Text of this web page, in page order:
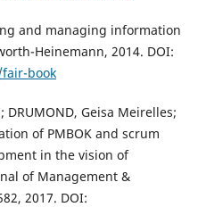
and managing information
Heinemann, 2014. DOI:
book
DRUMOND, Geisa Meirelles;
of PMBOK and scrum
in the vision of
of Management &
2017. DOI: